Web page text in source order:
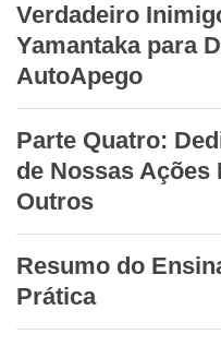
Verdadeiro
Yamantaka para
AutoApego
Parte Quatro:
de Nossas Ações
Outros
Resumo do
Prática